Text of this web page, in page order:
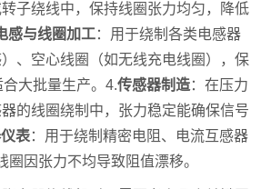
子绕线中，保持线圈张力均匀，降低
感与线圈加工：用于绕制各类电感器
）、空心线圈（如无线充电线圈），保
大批量生产。4.传感器制造：在压力
的线圈绕制中，张力稳定能确保信号
表：用于绕制精密电阻、电流互感器
圈因张力不均导致阻值漂移。